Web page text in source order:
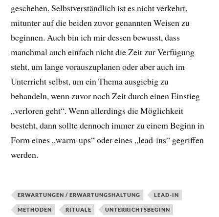
geschehen. Selbstverständlich ist es nicht verkehrt,
mitunter auf die beiden zuvor genannten Weisen zu
beginnen. Auch bin ich mir dessen bewusst, dass
manchmal auch einfach nicht die Zeit zur Verfügung
steht, um lange vorauszuplanen oder aber auch im
Unterricht selbst, um ein Thema ausgiebig zu
behandeln, wenn zuvor noch Zeit durch einen Einstieg
„verloren geht“. Wenn allerdings die Möglichkeit
besteht, dann sollte dennoch immer zu einem Beginn in
Form eines „warm-ups“ oder eines „lead-ins“ gegriffen
werden.
ERWARTUNGEN / ERWARTUNGSHALTUNG LEAD-IN
METHODEN RITUALE UNTERRICHTSBEGINN